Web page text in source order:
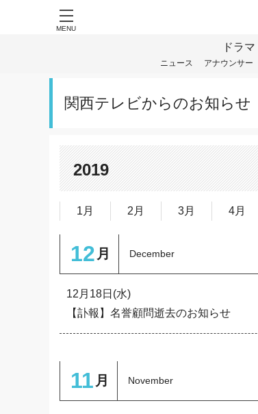
MENU
ドラ
ニュース アナウンサー
関西テレビからのお知らせ
2019
1月 2月 3月 4月
12 月 December
12月18日(水)
【訃報】名誉顧問逝去のお知らせ
11 月 November